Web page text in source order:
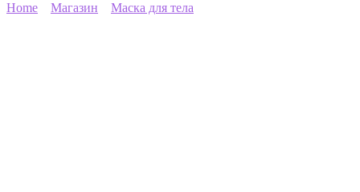
Home Магазин Маска для тела